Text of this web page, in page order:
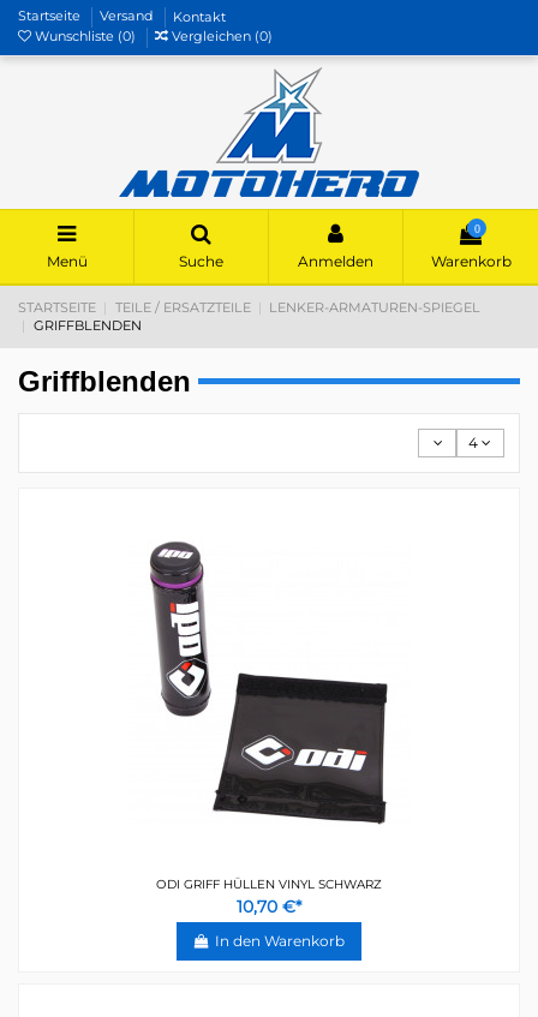
Startseite Versand
Kontakt
Wunschliste (0) Vergleichen (0)
Menü Suche Anmelden
0
Warenkorb
STARTSEITE TEILE / ERSATZTEILE
LENKER-ARMATUREN-SPIEGEL
GRIFFBLENDEN
Griffblenden
4
ODI GRIFF HÜLLEN VINYL SCHWARZ
10,70 €*
In den Warenkorb